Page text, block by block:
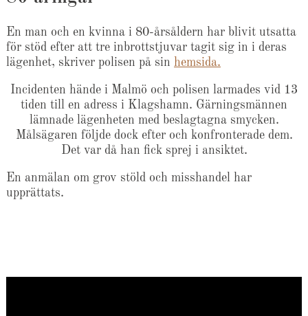
En man och en kvinna i 80-årsåldern har blivit utsatta
för stöd efter att tre inbrottstjuvar tagit sig in i deras
lägenhet, skriver polisen på sin hemsida.
Incidenten hände i Malmö och polisen larmades vid 13
tiden till en adress i Klagshamn. Gärningsmännen
lämnade lägenheten med beslagtagna smycken.
Målsägaren följde dock efter och konfronterade dem.
Det var då han fick sprej i ansiktet.
En anmälan om grov stöld och misshandel har
upprättats.